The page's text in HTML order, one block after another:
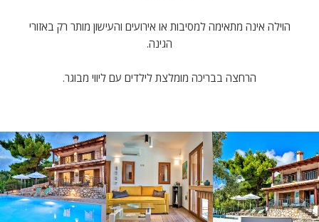
הוילה אינה מתאימה למסיבות או אירועים והעישון מותר רק באזורי
הגינה.
הרחצה בבריכה מומלצת לילדים עם ליווי מבוגר.